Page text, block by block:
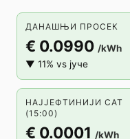
ДАНАШЊИ ПРОСЕК
€ 0.0990 /kWh
▼ 11% vs јуче
НАЈЈЕФТИНИЈИ САТ
(15:00)
€ 0.0001 /kWh